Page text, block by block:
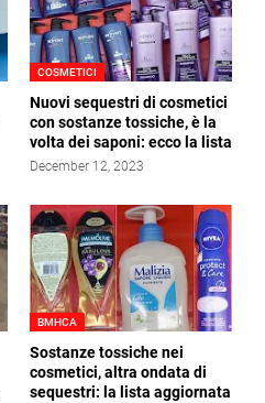
COSMETICI
Nuovi sequestri di cosmetici
con sostanze tossiche, è la
volta dei saponi: ecco la lista
December 12, 2023
BMHCA
Sostanze tossiche nei
cosmetici, altra ondata di
sequestri: la lista aggiornata